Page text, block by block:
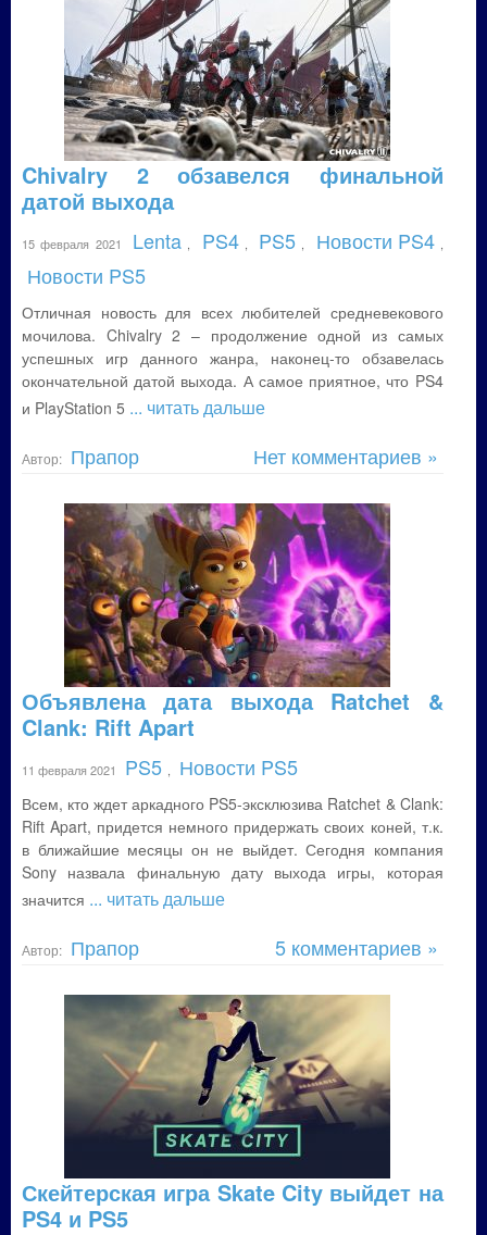
Chivalry 2 обзавелся финальной
датой выхода
15 февраля 2021 Lenta PS4 PS5 Новости PS4
Новости PS5
Отличная новость для всех любителей средневекового
мочилова. Chivalry 2 – продолжение одной из самых
успешных игр данного жанра, наконец-то обзавелась
окончательной датой выхода. А самое приятное, что PS4
и PlayStation 5 ... читать дальше
Автор: Прапор Нет комментариев »
Объявлена дата выхода Ratchet &
Clank: Rift Apart
11 февраля 2021 PS5 Новости PS5
Всем, кто ждет аркадного PS5-эксклюзива Ratchet & Clank:
Rift Apart, придется немного придержать своих коней, т.к.
в ближайшие месяцы он не выйдет. Сегодня компания
Sony назвала финальную дату выхода игры, которая
значится ... читать дальше
Автор: Прапор 5 комментариев »
Скейтерская игра Skate City выйдет на
PS4 и PS5